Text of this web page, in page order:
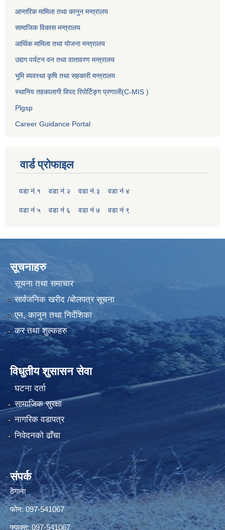
आन्तरिक मामिला तथा कानुन मन्त्रालय
सामाजिक विकास मन्त्रालय
आर्थिक मामिला तथा योजना मन्त्रालय
उद्यग पर्यटन वन तथा वातावरण मन्त्रालय
भुमि ब्यवस्था कृषि तथा सहकारी मन्त्रालय
स्थानिय तहकालागी विपद रिपोर्टिङ्ग प्रणाली(C-MIS )
Plgsp
Career Guidance Portal
वार्ड प्रोफाइल
वडा नं.१ वडा नं.२ वडा नं.३ वडा नं ४
वडा नं ५ वडा नं ६ वडा नं ७ वडा नं ९
सूचनाहरु
सूचना तथा समाचार
सार्वजनिक खरीद /बोलपत्र सूचना
एन, कानुन तथा निर्देशिका
कर तथा शुल्कहरु
विधुतीय शुसासन सेवा
घटना दर्ता
सामाजिक सुरक्षा
नागरिक वडापत्र
निवेदनको ढाँचा
संपर्क
ठेगाना
फोन: 097-541067
फ्याक्स: 097-541067